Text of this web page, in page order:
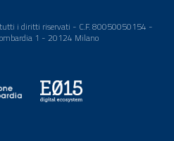
i diritti riservati - C.F. 80050050154 -
1 - 20124 Milano